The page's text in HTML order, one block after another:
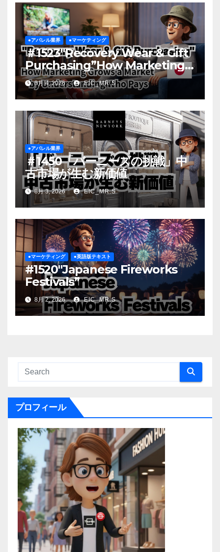
●アパレル業界 ●マーケティング
＃1523″Recovery Wear & Gift
Purchasing”How Marketing
Grows a Market by
Understanding Who Pays
8月 4, 2026 EIC_MR.S
●アパレル業界
＃1450「バーニーズの挑戦」中
古市場が生む新価値
8月 3, 2026 EIC_MR.S
●マーケティング ●英語版テキスト
#1520″Japanese Fireworks
Festivals”
8月 2, 2026 EIC_MR.S
プロフィール